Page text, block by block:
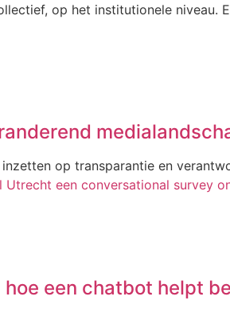
op het institutionele niveau.
op transparantie en
een chatbot helpt